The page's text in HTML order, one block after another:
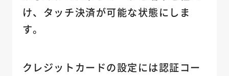
け、タッチ決済が可能な状態にしま
す。
クレジットカードの設定には認証コー